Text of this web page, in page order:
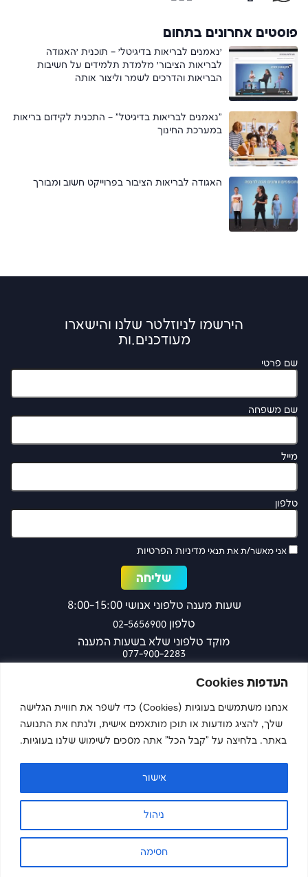
העדפות Cookies
אנחנו משתמשים בעוגיות (Cookies) כדי לשפר את חוויית הגלישה
שלך, להציג מודעות או תוכן מותאמים אישית, ולנתח את התנועה
באתר. בלחיצה על "קבל הכל" אתה מסכים לשימוש שלנו בעוגיות.
ניהול
חסימה
אישור
פוסטים אחרונים בתחום
׳נאמנים לבריאות בדיגיטל׳ – תוכנית ׳האגודה
לבריאות הציבור׳ מלמדת תלמידים על חשיבות
הבריאות והדרכים לשמר וליצור אותה
"נאמנים לבריאות בדיגיטל" – התכנית לקידום בריאות
במערכת החינוך
האגודה לבריאות הציבור בפרוייקט חשוב ומבורך
הירשמו לניוזלטר שלנו והישארו
מעודכנים.ות
שם פרטי
שם משפחה
מייל
טלפון
אני מאשר/ת את תנאי מדיניות הפרטיות
שעות מענה טלפוני אנושי 8:00-15:00
טלפון 02-5656900
מוקד טלפוני שלא בשעות המענה
077-900-2283
צרו קשר
Site byImaginet
הצהרת נגישות
מדיניות פרטיות